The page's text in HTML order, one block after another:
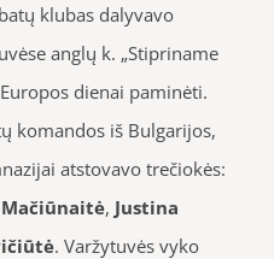
klubas dalyvavo
anglų k. „Stipriname
dienai paminėti.
komandos iš Bulgarijos,
atstovavo trečiokės:
, Justina
. Varžytuvės vyko